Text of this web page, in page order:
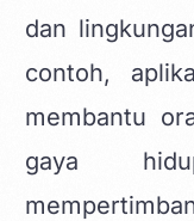
dan
contoh,
membantu
gaya